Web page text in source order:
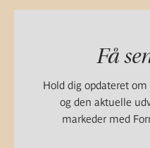
Få
Hold dig opdateret
og den aktuelle
markeder med